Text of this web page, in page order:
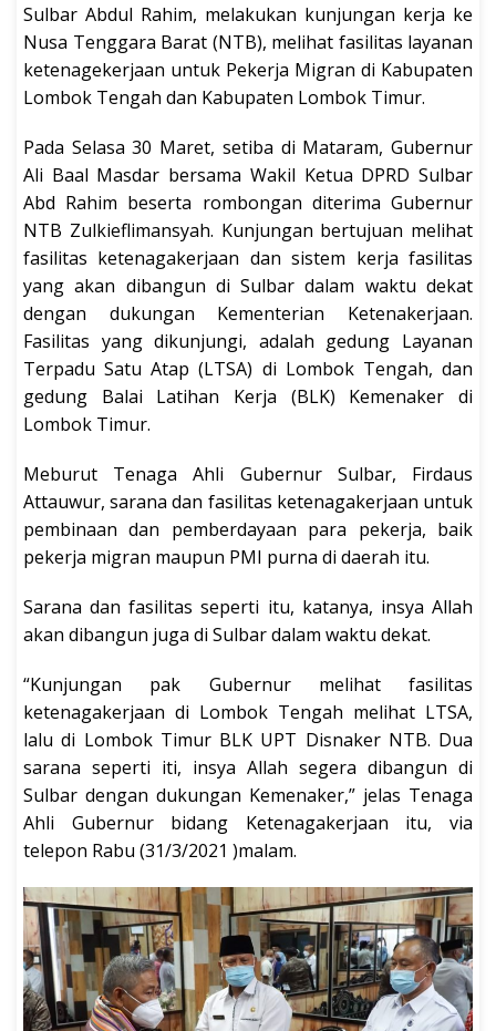
Sulbar Abdul Rahim, melakukan kunjungan kerja ke
Nusa Tenggara Barat (NTB), melihat fasilitas layanan
ketenagekerjaan untuk Pekerja Migran di Kabupaten
Lombok Tengah dan Kabupaten Lombok Timur.
Pada Selasa 30 Maret, setiba di Mataram, Gubernur
Ali Baal Masdar bersama Wakil Ketua DPRD Sulbar
Abd Rahim beserta rombongan diterima Gubernur
NTB Zulkieflimansyah. Kunjungan bertujuan melihat
fasilitas ketenagakerjaan dan sistem kerja fasilitas
yang akan dibangun di Sulbar dalam waktu dekat
dengan dukungan Kementerian Ketenakerjaan.
Fasilitas yang dikunjungi, adalah gedung Layanan
Terpadu Satu Atap (LTSA) di Lombok Tengah, dan
gedung Balai Latihan Kerja (BLK) Kemenaker di
Lombok Timur.
Meburut Tenaga Ahli Gubernur Sulbar, Firdaus
Attauwur, sarana dan fasilitas ketenagakerjaan untuk
pembinaan dan pemberdayaan para pekerja, baik
pekerja migran maupun PMI purna di daerah itu.
Sarana dan fasilitas seperti itu, katanya, insya Allah
akan dibangun juga di Sulbar dalam waktu dekat.
“Kunjungan pak Gubernur melihat fasilitas
ketenagakerjaan di Lombok Tengah melihat LTSA,
lalu di Lombok Timur BLK UPT Disnaker NTB. Dua
sarana seperti iti, insya Allah segera dibangun di
Sulbar dengan dukungan Kemenaker,” jelas Tenaga
Ahli Gubernur bidang Ketenagakerjaan itu, via
telepon Rabu (31/3/2021 )malam.